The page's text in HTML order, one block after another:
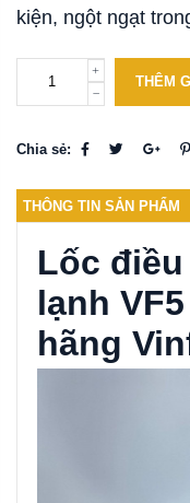
kiện, ngột ngạt
THÊM
Chia sẻ:
THÔNG TIN SẢN PHẨM
Lốc
lạnh
hãng